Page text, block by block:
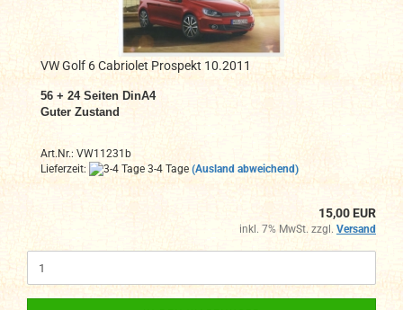
VW Golf 6 Cabriolet Prospekt 10.2011
56 + 24 Seiten DinA4
Guter Zustand
Art.Nr.: VW11231b
Lieferzeit:
3-4 Tage (Ausland abweichend)
15,00 EUR
inkl. 7% MwSt. zzgl. Versand